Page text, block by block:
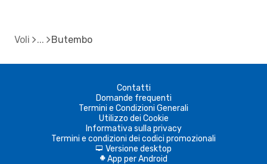
Voli Butembo
Contatti
Domande frequenti
Termini e Condizioni Generali
Utilizzo dei Cookie
Informativa sulla privacy
Termini e condizioni dei codici promozionali
d Versione desktop
A App per Android